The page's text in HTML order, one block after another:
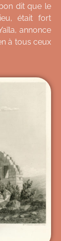
dit que le
était fort
annonce
à tous ceux